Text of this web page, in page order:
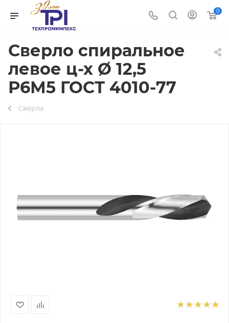
0
Сверло спиральное
левое ц-х Ø 12,5
Р6М5 ГОСТ 4010-77
Свёрла